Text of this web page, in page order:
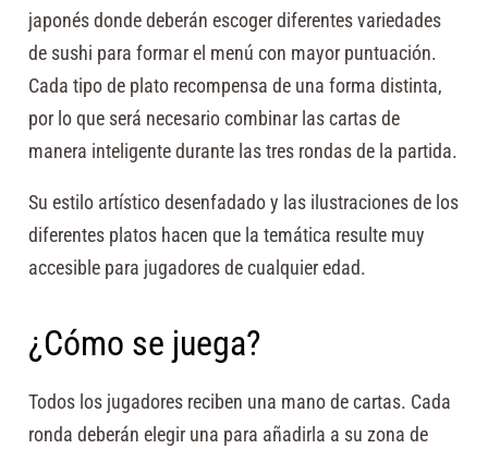
japonés donde deberán escoger diferentes variedades
de sushi para formar el menú con mayor puntuación.
Cada tipo de plato recompensa de una forma distinta,
por lo que será necesario combinar las cartas de
manera inteligente durante las tres rondas de la partida.
Su estilo artístico desenfadado y las ilustraciones de los
diferentes platos hacen que la temática resulte muy
accesible para jugadores de cualquier edad.
¿Cómo se juega?
Todos los jugadores reciben una mano de cartas. Cada
ronda deberán elegir una para añadirla a su zona de